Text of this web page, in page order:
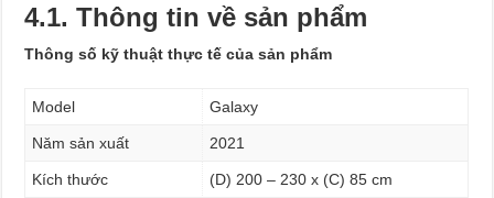
4.1. Thông tin về sản phẩm
Thông số kỹ thuật thực tế của sản phẩm
Model Galaxy
Năm sản xuất 2021
Kích thước (D) 200 – 230 x (C) 85 cm